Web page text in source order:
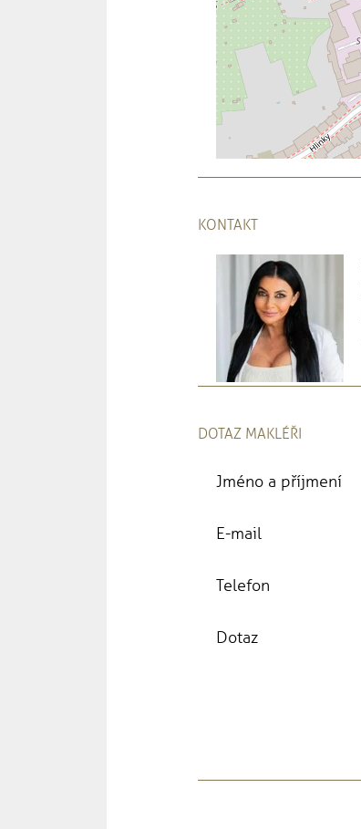
KONTAKT
DOTAZ MAKLÉŘI
Jméno a příjmení
E-mail
Telefon
Dotaz